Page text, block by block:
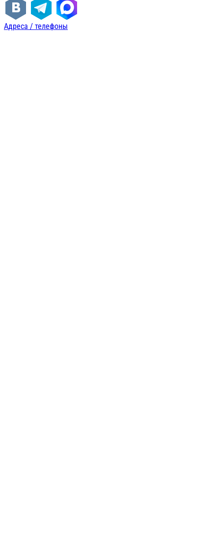
Адреса / телефоны